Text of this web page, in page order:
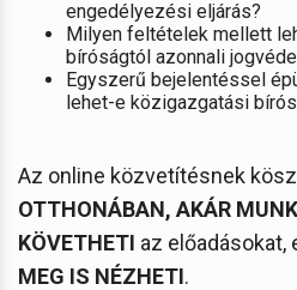
engedélyezési eljárás?
Milyen feltételek mellett
bíróságtól azonnali
Egyszerű bejelentéssel
lehet-e közigazgatási
Az online közvetítésnek
OTTHONÁBAN, AKÁR
KÖVETHETI az előadásokat,
MEG IS NÉZHETI.